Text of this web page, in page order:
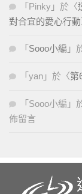
「 Pinky 」於〈
對合宜的愛心行動
「 Sooo小編 」
「 yan 」於〈第
「 Sooo小編 」
佈留言